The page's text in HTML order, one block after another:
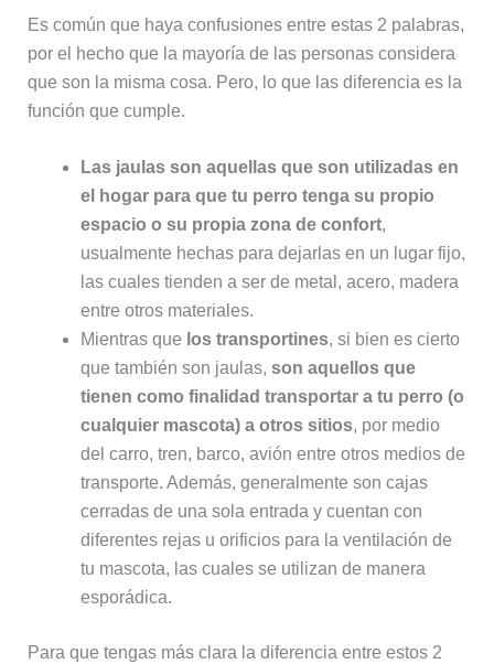
Es común que haya confusiones entre estas 2 palabras,
por el hecho que la mayoría de las personas considera
que son la misma cosa. Pero, lo que las diferencia es la
función que cumple.
Las jaulas son aquellas que son utilizadas en
el hogar para que tu perro tenga su propio
espacio o su propia zona de confort,
usualmente hechas para dejarlas en un lugar fijo,
las cuales tienden a ser de metal, acero, madera
entre otros materiales.
Mientras que los transportines, si bien es cierto
que también son jaulas, son aquellos que
tienen como finalidad transportar a tu perro (o
cualquier mascota) a otros sitios, por medio
del carro, tren, barco, avión entre otros medios de
transporte. Además, generalmente son cajas
cerradas de una sola entrada y cuentan con
diferentes rejas u orificios para la ventilación de
tu mascota, las cuales se utilizan de manera
esporádica.
Para que tengas más clara la diferencia entre estos 2